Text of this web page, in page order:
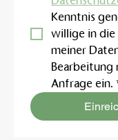
Kenntnis
willige in
meiner
Bearbeitung
Anfrage ein.